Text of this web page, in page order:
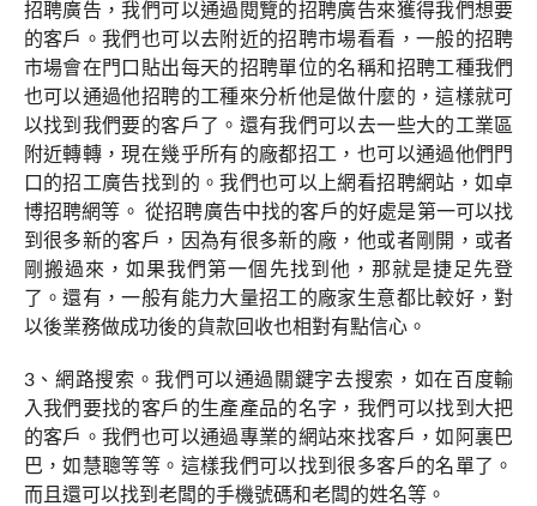
招聘廣告，我們可以通過閱覽的招聘廣告來獲得我們想要
的客戶。我們也可以去附近的招聘市場看看，一般的招聘
市場會在門口貼出每天的招聘單位的名稱和招聘工種我們
也可以通過他招聘的工種來分析他是做什麼的，這樣就可
以找到我們要的客戶了。還有我們可以去一些大的工業區
附近轉轉，現在幾乎所有的廠都招工，也可以通過他們門
口的招工廣告找到的。我們也可以上網看招聘網站，如卓
博招聘網等。 從招聘廣告中找的客戶的好處是第一可以找
到很多新的客戶，因為有很多新的廠，他或者剛開，或者
剛搬過來，如果我們第一個先找到他，那就是捷足先登
了。還有，一般有能力大量招工的廠家生意都比較好，對
以後業務做成功後的貨款回收也相對有點信心。
3、網路搜索。我們可以通過關鍵字去搜索，如在百度輸
入我們要找的客戶的生產產品的名字，我們可以找到大把
的客戶。我們也可以通過專業的網站來找客戶，如阿裏巴
巴，如慧聰等等。這樣我們可以找到很多客戶的名單了。
而且還可以找到老闆的手機號碼和老闆的姓名等。